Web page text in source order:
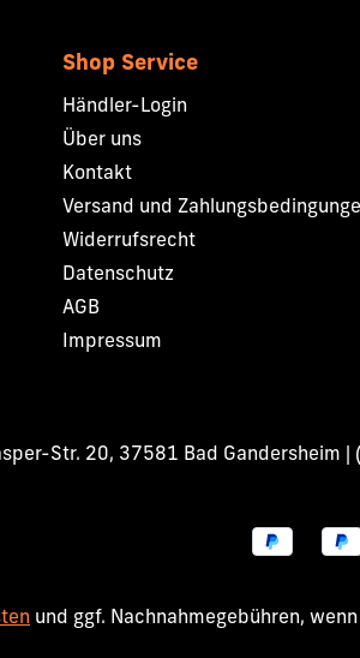
Shop Service
Händler-Login
Über uns
Kontakt
Versand und
Widerrufsrecht
Datenschutz
AGB
Impressum
Str. 20, 37581 Bad Gandersheim
und ggf. Nachnahmegebühren,